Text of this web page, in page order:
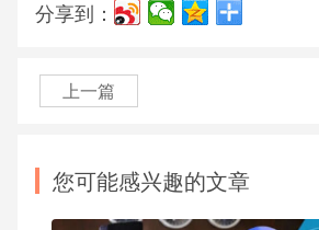
分享到：
上一篇
您可能感兴趣的文章